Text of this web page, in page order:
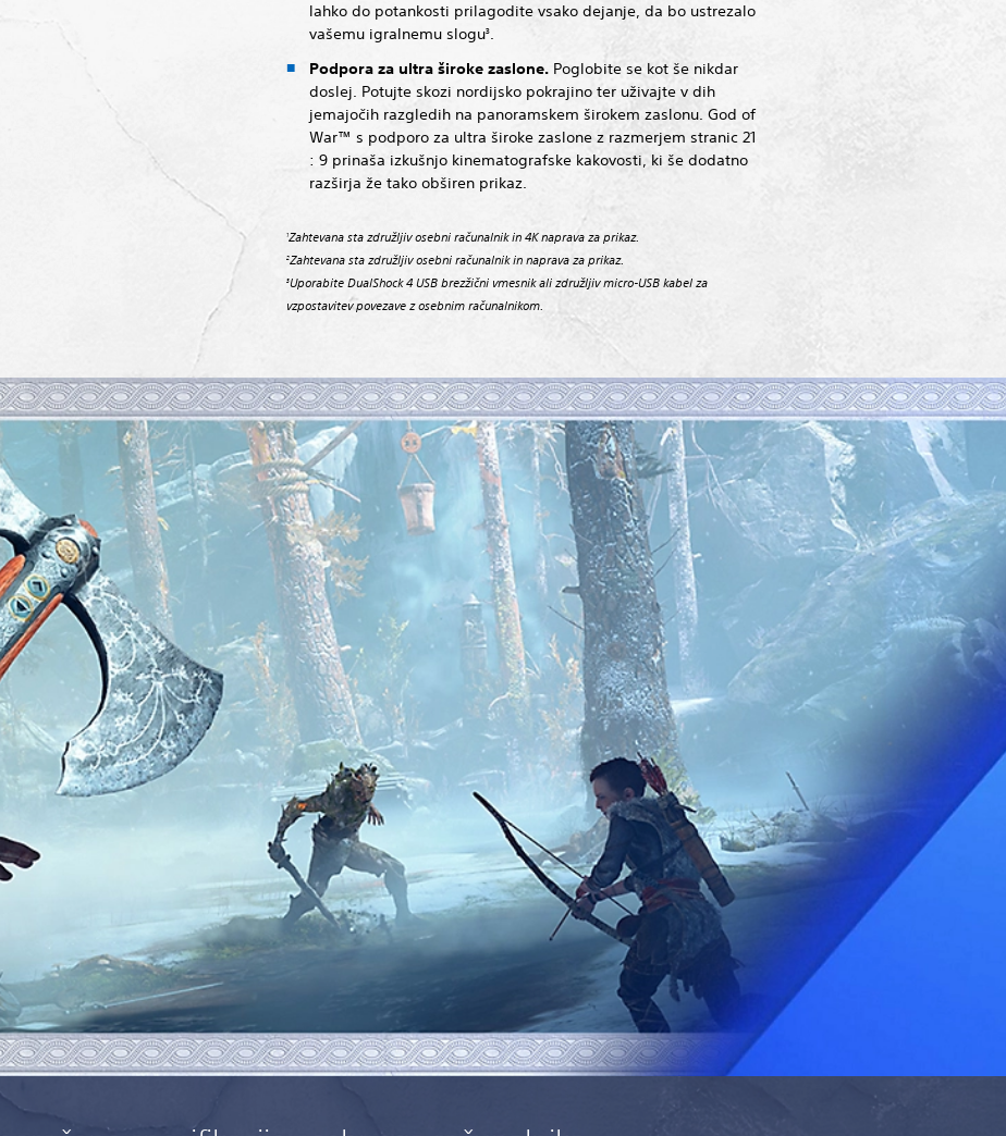
lahko do potankosti prilagodite vsako dejanje, da bo ustrezalo
vašemu igralnemu slogu3.
Podpora za ultra široke zaslone.Poglobite se kot še nikdar
doslej. Potujte skozi nordijsko pokrajino ter uživajte v dih
jemajočih razgledih na panoramskem širokem zaslonu. God of
War™ s podporo za ultra široke zaslone z razmerjem stranic 21
: 9 prinaša izkušnjo kinematografske kakovosti, ki še dodatno
razširja že tako obširen prikaz.
1Zahtevana sta združljiv osebni računalnik in 4K naprava za prikaz.
2Zahtevana sta združljiv osebni računalnik in naprava za prikaz.
3Uporabite DualShock 4 USB brezžični vmesnik ali združljiv micro-USB kabel za
vzpostavitev povezave z osebnim računalnikom.